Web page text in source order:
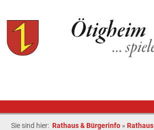
Sie sind hier: Rathaus & Bürgerinfo » Rathaus